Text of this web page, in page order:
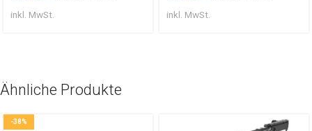
inkl. MwSt. inkl. MwSt.
Ähnliche Produkte
-38%